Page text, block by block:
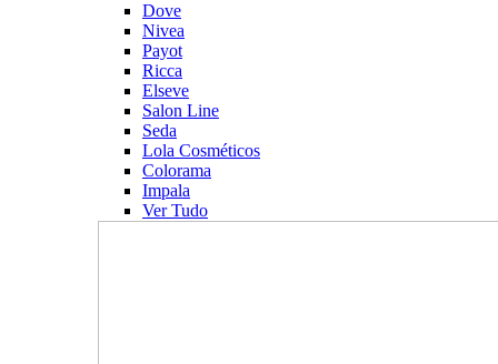
Dove
Nivea
Payot
Ricca
Elseve
Salon Line
Seda
Lola Cosméticos
Colorama
Impala
Ver Tudo